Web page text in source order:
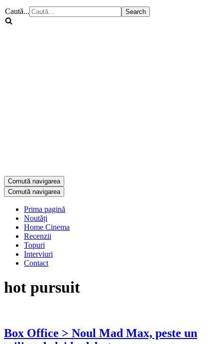
Caută...
Comută navigarea
Comută navigarea
Prima pagină
Noutăți
Home Cinema
Recenzii
Topuri
Interviuri
Contact
hot pursuit
Box Office > Noul Mad Max, peste un